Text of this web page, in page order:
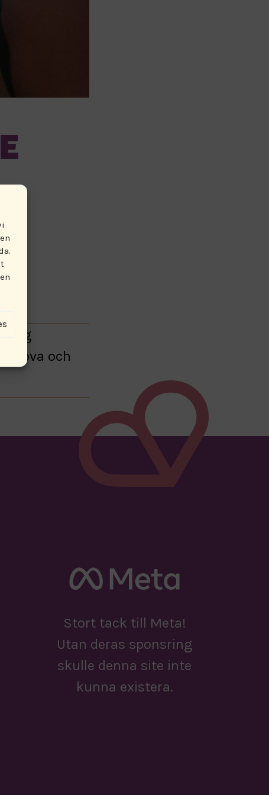
sig
och
Stort tack till Meta!
Utan deras sponsring
skulle denna site inte
kunna existera.